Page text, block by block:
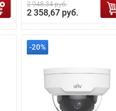
2 948,34 руб.
2 358,67 руб.
-20%